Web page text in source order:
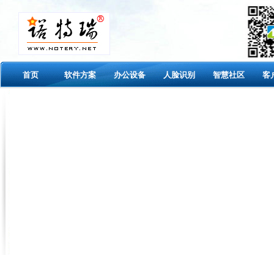
首页 软件方案 办公设备 人脸识别 智慧社区 客